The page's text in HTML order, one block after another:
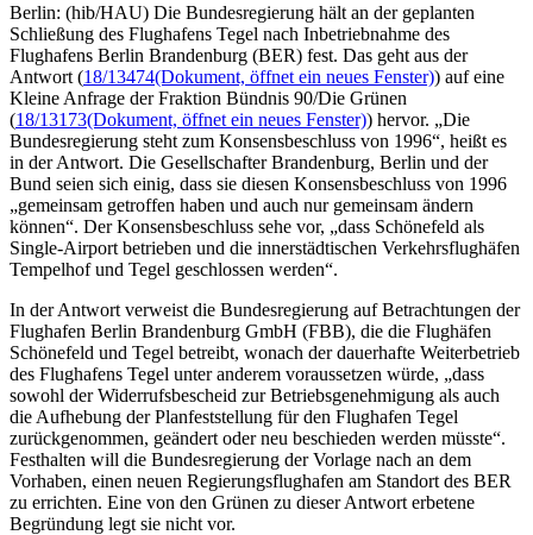
Berlin: (hib/HAU) Die Bundesregierung hält an der geplanten
Schließung des Flughafens Tegel nach Inbetriebnahme des
Flughafens Berlin Brandenburg (BER) fest. Das geht aus der
Antwort (18/13474(Dokument, öffnet ein neues Fenster)) auf eine
Kleine Anfrage der Fraktion Bündnis 90/Die Grünen
(18/13173(Dokument, öffnet ein neues Fenster)) hervor. „Die
Bundesregierung steht zum Konsensbeschluss von 1996“, heißt es
in der Antwort. Die Gesellschafter Brandenburg, Berlin und der
Bund seien sich einig, dass sie diesen Konsensbeschluss von 1996
„gemeinsam getroffen haben und auch nur gemeinsam ändern
können“. Der Konsensbeschluss sehe vor, „dass Schönefeld als
Single-Airport betrieben und die innerstädtischen Verkehrsflughäfen
Tempelhof und Tegel geschlossen werden“.
In der Antwort verweist die Bundesregierung auf Betrachtungen der
Flughafen Berlin Brandenburg GmbH (FBB), die die Flughäfen
Schönefeld und Tegel betreibt, wonach der dauerhafte Weiterbetrieb
des Flughafens Tegel unter anderem voraussetzen würde, „dass
sowohl der Widerrufsbescheid zur Betriebsgenehmigung als auch
die Aufhebung der Planfeststellung für den Flughafen Tegel
zurückgenommen, geändert oder neu beschieden werden müsste“.
Festhalten will die Bundesregierung der Vorlage nach an dem
Vorhaben, einen neuen Regierungsflughafen am Standort des BER
zu errichten. Eine von den Grünen zu dieser Antwort erbetene
Begründung legt sie nicht vor.